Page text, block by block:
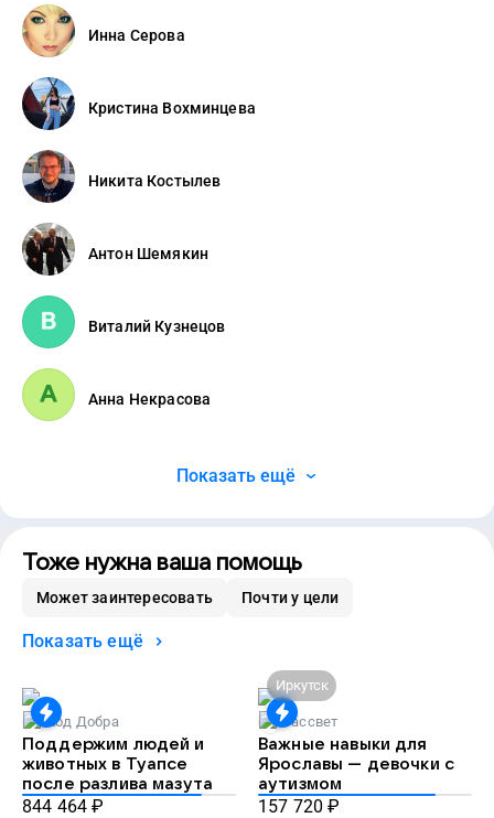
Инна Серова
Кристина Вохминцева
Никита Костылев
Антон Шемякин
Виталий Кузнецов
Анна Некрасова
Показать ещё
Тоже нужна ваша помощь
Может заинтересовать Почти у цели
Показать ещё
Код Добра
Поддержим людей и
животных в Туапсе
после разлива мазута
844 464 ₽
Иркутск
Рассвет
Важные навыки для
Ярославы — девочки с
аутизмом
157 720 ₽